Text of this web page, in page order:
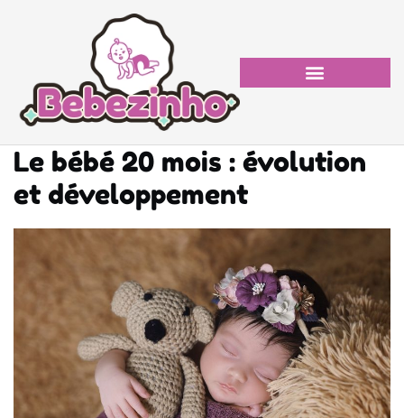
Le bébé 20 mois : évolution
et développement